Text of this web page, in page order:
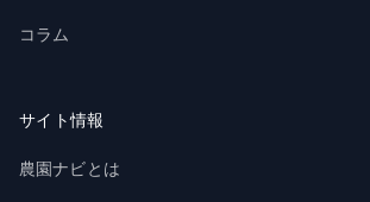
コラム
サイト情報
農園ナビとは